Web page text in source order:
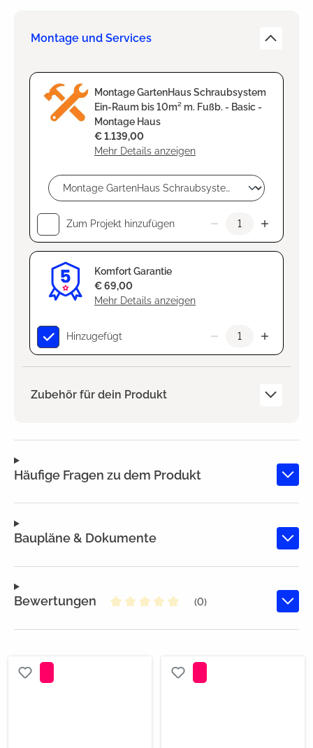
Montage und Services
Montage GartenHaus Schraubsystem
Ein-Raum bis 10m² m. Fußb. - Basic -
Montage Haus
Mehr Details anzeigen
€ 1.139,00
Zum Projekt hinzufügen
Komfort Garantie
Mehr Details anzeigen
€ 69,00
Hinzugefügt
Zubehör für dein Produkt
Häufige Fragen zu dem Produkt
Baupläne & Dokumente
Bewertungen
(0)